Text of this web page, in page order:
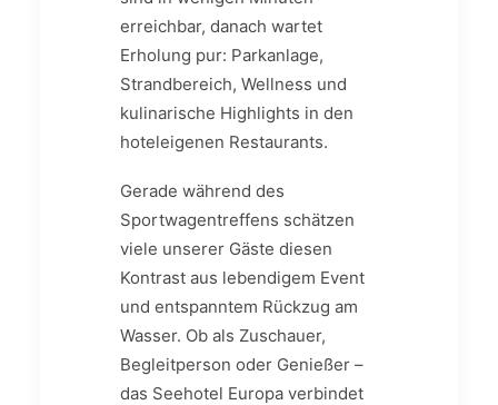
erreichbar, danach wartet
Erholung pur: Parkanlage,
Strandbereich, Wellness und
kulinarische Highlights in den
hoteleigenen Restaurants.
Gerade während des
Sportwagentreffens schätzen
viele unserer Gäste diesen
Kontrast aus lebendigem Event
und entspanntem Rückzug am
Wasser. Ob als Zuschauer,
Begleitperson oder Genießer –
das Seehotel Europa verbindet